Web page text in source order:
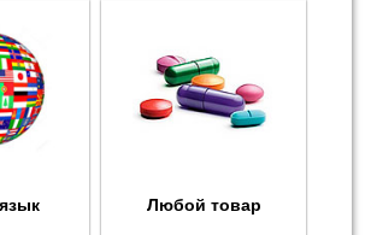
Любой товар